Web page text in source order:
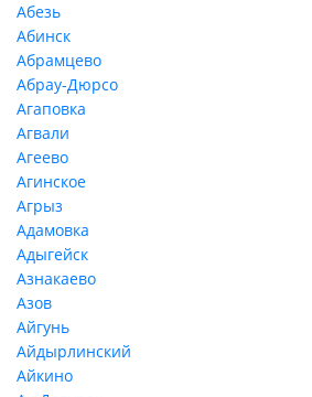
Абезь
Абинск
Абрамцево
Абрау-Дюрсо
Агаповка
Агвали
Агеево
Агинское
Агрыз
Адамовка
Адыгейск
Азнакаево
Азов
Айгунь
Айдырлинский
Айкино